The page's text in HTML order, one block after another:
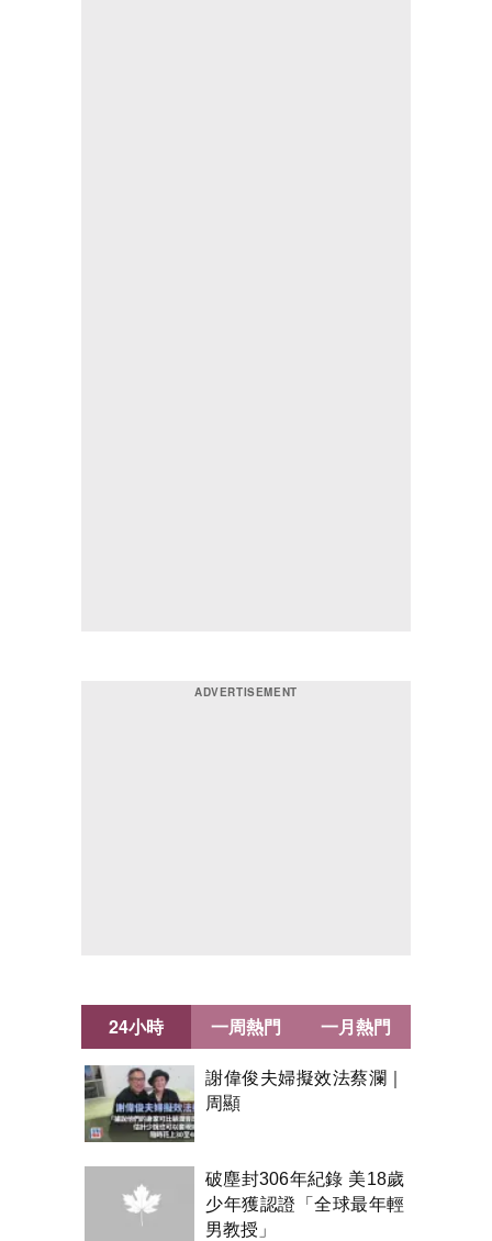
24小時
謝偉俊夫婦擬效法蔡瀾｜
周顯
破塵封306年紀錄 美18歲
少年獲認證「全球最年輕
男教授」
一周熱門 一月熱門